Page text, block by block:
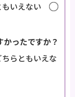
いえない
ったですか？
ちらともいえな